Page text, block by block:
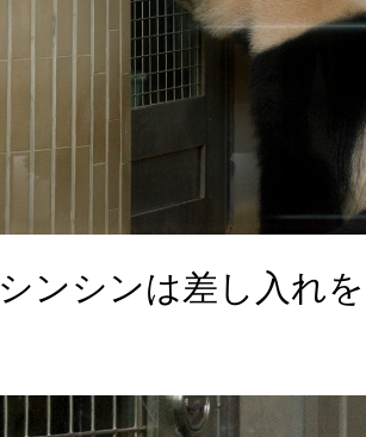
シンシンは差し入れ